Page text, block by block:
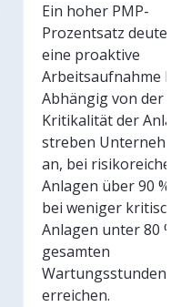
Ein hoher PMP-
Prozentsatz deutet
eine proaktive
Arbeitsaufnahme
Abhängig von der
Kritikalität der
streben
an, bei risikoreichen
Anlagen über 90 %
bei weniger
Anlagen unter 80 %
gesamten
Wartungsstunden
erreichen.